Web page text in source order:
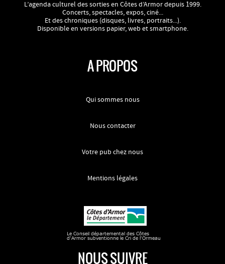
L’agenda culturel des sorties en Côtes d’Armor depuis 1999.
Concerts, spectacles, expos, ciné...
Et des chroniques (disques, livres, portraits...).
Disponible en versions papier, web et smartphone.
A PROPOS
Qui sommes nous
Nous contacter
Votre pub chez nous
Mentions légales
NOUS SUIVRE